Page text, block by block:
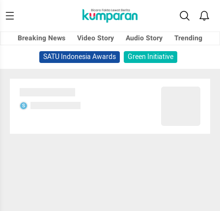
Breaking News Video Story Audio Story
Trending
SATU Indonesia Awards
Green Initiative
S